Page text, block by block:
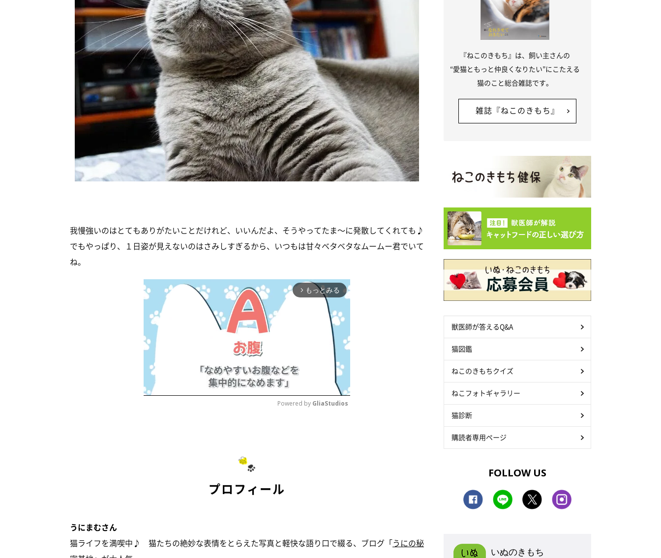
我慢強いのはとてもありがたいことだけれど、いいんだよ、そうやってたま～に発散してくれても♪
でもやっぱり、１日姿が見えないのはさみしすぎるから、いつもは甘々ベタベタなムームー君でいて
ね。
arrow_forward_ios もっとみる
Powered by GliaStudios
プロフィール
うにまむさん
猫ライフを満喫中♪ 猫たちの絶妙な表情をとらえた写真と軽快な語り口で綴る、ブログ「うにの秘
『ねこのきもち』は、飼い主さんの
“愛猫ともっと仲良くなりたい”にこたえる
猫のこと総合雑誌です。
雑誌『ねこのきもち』
獣医師が答えるQ&A
猫図鑑
ねこのきもちクイズ
ねこフォトギャラリー
猫診断
購読者専用ページ
FOLLOW US
いぬのきもち